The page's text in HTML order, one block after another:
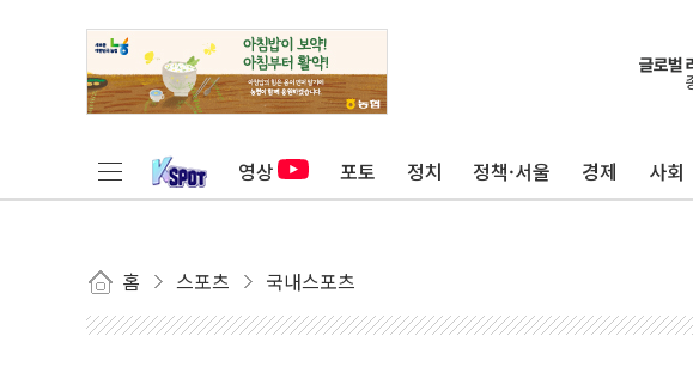
영상 포토 정치 정책·서울 경제 사회
홈 스포츠 국내스포츠